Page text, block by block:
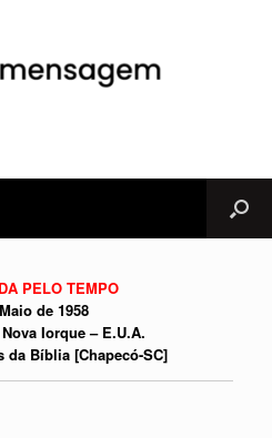
PELO TEMPO
de 1958
Iorque – E.U.A.
da Bíblia [Chapecó-SC]